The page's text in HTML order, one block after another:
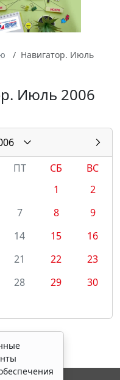
Навигатор. Июль
Июль 2006
ПТ СБ
ВС
1
2
7 8
9
14 15
16
21 22
23
28 29
30